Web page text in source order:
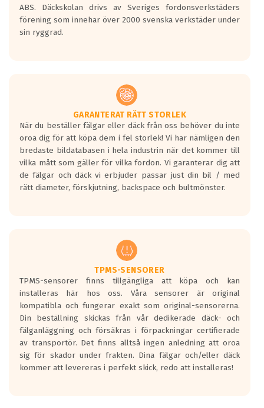
ABS. Däckskolan drivs av Sveriges fordonsverkstäders
förening som innehar över 2000 svenska verkstäder under
sin ryggrad.
GARANTERAT RÄTT STORLEK
När du beställer fälgar eller däck från oss behöver du inte
oroa dig för att köpa dem i fel storlek! Vi har nämligen den
bredaste bildatabasen i hela industrin när det kommer till
vilka mått som gäller för vilka fordon. Vi garanterar dig att
de fälgar och däck vi erbjuder passar just din bil / med
rätt diameter, förskjutning, backspace och bultmönster.
TPMS-SENSORER
TPMS-sensorer finns tillgängliga att köpa och kan
installeras här hos oss. Våra sensorer är original
kompatibla och fungerar exakt som original-sensorerna.
Din beställning skickas från vår dedikerade däck- och
fälganläggning och försäkras i förpackningar certifierade
av transportör. Det finns alltså ingen anledning att oroa
sig för skador under frakten. Dina fälgar och/eller däck
kommer att levereras i perfekt skick, redo att installeras!